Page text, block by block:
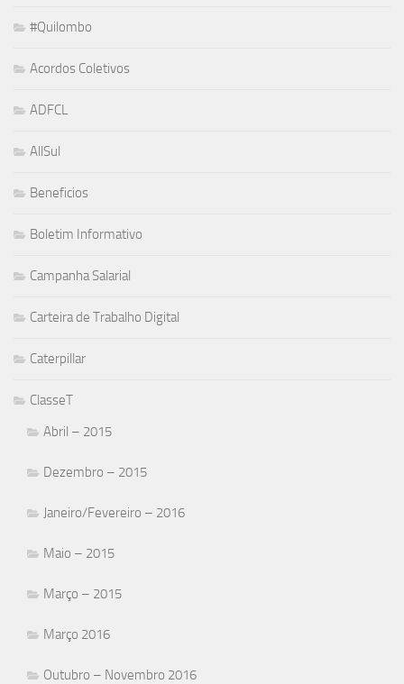
#Quilombo
Acordos Coletivos
ADFCL
AllSul
Beneficios
Boletim Informativo
Campanha Salarial
Carteira de Trabalho Digital
Caterpillar
ClasseT
Abril – 2015
Dezembro – 2015
Janeiro/Fevereiro – 2016
Maio – 2015
Março – 2015
Março 2016
Outubro – Novembro 2016